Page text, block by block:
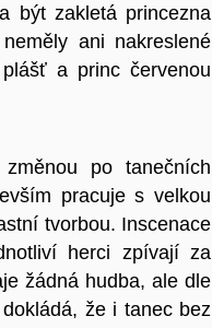
být zakletá princezna
ani nakreslené
a princ červenou
po tanečních
pracuje s velkou
tvorbou. Inscenace
herci zpívají za
žádná hudba, ale dle
že i tanec bez